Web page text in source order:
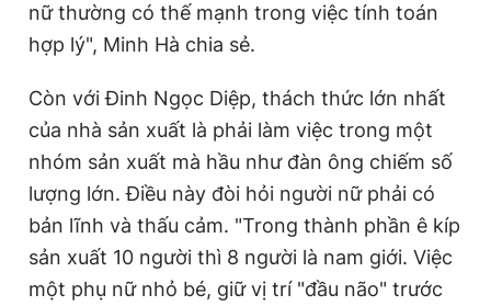
nữ thường có thế mạnh trong việc tính toán
hợp lý", Minh Hà chia sẻ.
Còn với Đinh Ngọc Diệp, thách thức lớn nhất
của nhà sản xuất là phải làm việc trong một
nhóm sản xuất mà hầu như đàn ông chiếm số
lượng lớn. Điều này đòi hỏi người nữ phải có
bản lĩnh và thấu cảm. "Trong thành phần ê kíp
sản xuất 10 người thì 8 người là nam giới. Việc
một phụ nữ nhỏ bé, giữ vị trí "đầu não" trước